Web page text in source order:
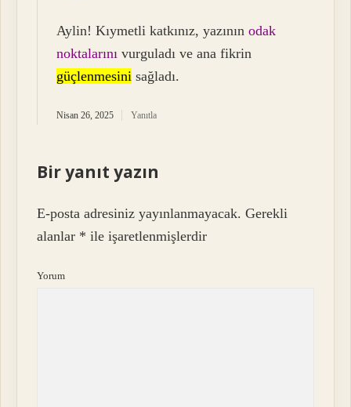
Aylin! Kıymetli katkınız, yazınınodak
noktalarını vurguladı ve ana fikrin
güçlenmesini sağladı.
Nisan 26, 2025 Yanıtla
Bir yanıt yazın
E-posta adresiniz yayınlanmayacak. Gerekli
alanlar * ile işaretlenmişlerdir
Yorum